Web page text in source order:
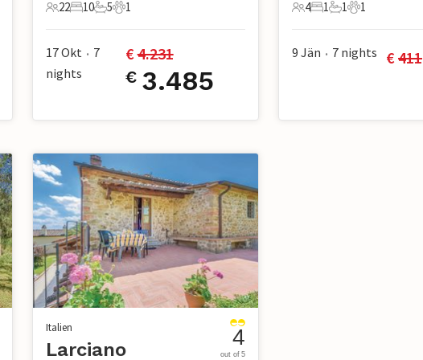
22 Gäste
22
10 Schlafzimmer
10
5 Badezimmer
5
1 Haustier
1
17 Okt • 7
nights
€ 4.231
€ 3.485
4 Gäste
4
1 Schlafzimmer
1
1 Badezimmer
1
1 Haustier
1
9 Jän • 7 nights € 411
Italien
Larciano 4
out of 5